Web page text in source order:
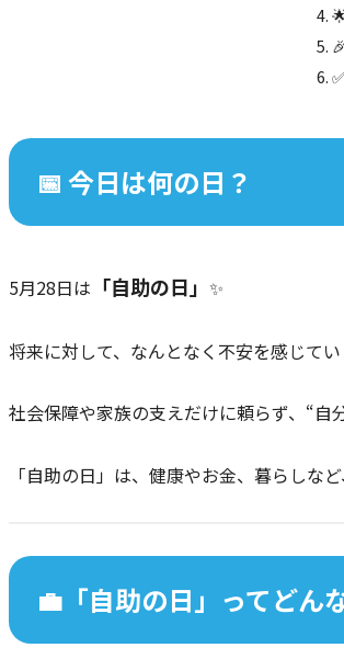
📅 今日は何の日？
5月28日は 「自助の日」 ✨
将来に対して、なんとなく不安を感じて
社会保障や家族の支えだけに頼らず、“
「自助の日」は、健康やお金、暮らしな
💼「自助の日」ってどん